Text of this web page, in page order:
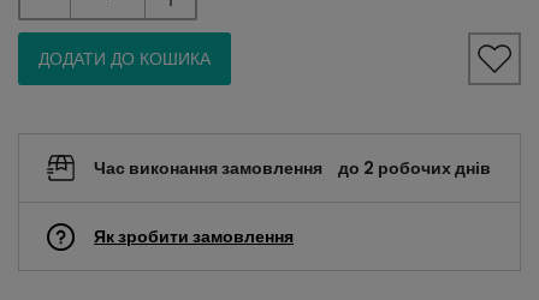
ДОДАТИ ДО КОШИКА
Час виконання замовлення до 2 робочих днів
Як зробити замовлення